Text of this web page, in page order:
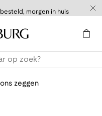
morgen in huis
zeggen